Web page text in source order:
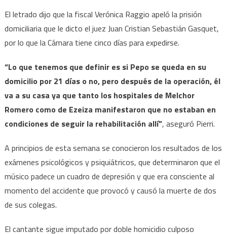
El letrado dijo que la fiscal Verónica Raggio apeló la prisión
domiciliaria que le dicto el juez Juan Cristian Sebastián Gasquet,
por lo que la Cámara tiene cinco días para expedirse.
“Lo que tenemos que definir es si Pepo se queda en su
domicilio por 21 días o no, pero después de la operación, él
va a su casa ya que tanto los hospitales de Melchor
Romero como de Ezeiza manifestaron que no estaban en
condiciones de seguir la rehabilitación allí”, aseguró Pierri.
A principios de esta semana se conocieron los resultados de los
exámenes psicológicos y psiquiátricos, que determinaron que el
músico padece un cuadro de depresión y que era consciente al
momento del accidente que provocó y causó la muerte de dos
de sus colegas.
El cantante sigue imputado por doble homicidio culposo